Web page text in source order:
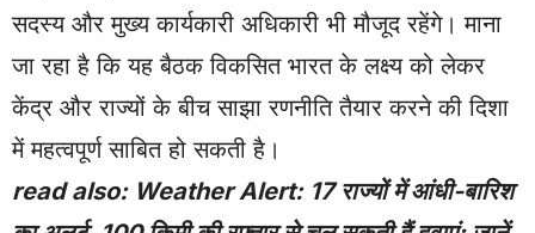
सदस्य और मुख्य कार्यकारी अधिकारी भी मौजूद रहेंगे। माना
जा रहा है कि यह बैठक विकसित भारत के लक्ष्य को लेकर
केंद्र और राज्यों के बीच साझा रणनीति तैयार करने की दिशा
में महत्वपूर्ण साबित हो सकती है।
read also: Weather Alert: 17 राज्यों में आंधी-बारिश